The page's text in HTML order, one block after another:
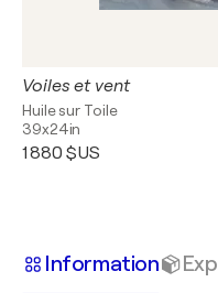
Voiles et vent
Huile sur Toile
39x24in
1 880 $US
Information